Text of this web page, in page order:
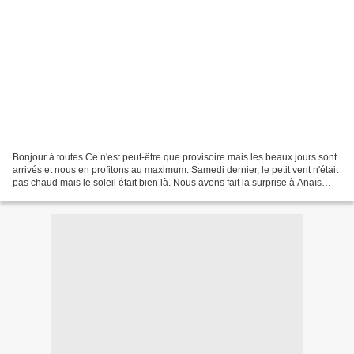
Bonjour à toutes Ce n'est peut-être que provisoire mais les beaux jours sont
arrivés et nous en profitons au maximum. Samedi dernier, le petit vent n'était
pas chaud mais le soleil était bien là. Nous avons fait la surprise à Anaïs